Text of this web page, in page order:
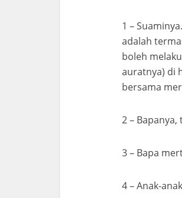
1 –
adalah
boleh
auratnya) di
bersama
2 –
3 – Bapa
4 – Anak-